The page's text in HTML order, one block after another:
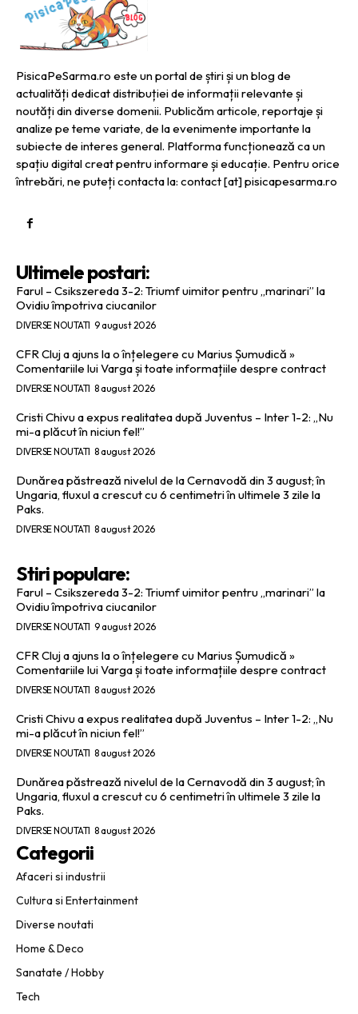
PisicaPeSarma.ro este un portal de știri și un blog de
actualități dedicat distribuției de informații relevante și
noutăți din diverse domenii. Publicăm articole, reportaje și
analize pe teme variate, de la evenimente importante la
subiecte de interes general. Platforma funcționează ca un
spațiu digital creat pentru informare și educație. Pentru orice
întrebări, ne puteți contacta la: contact [at] pisicapesarma.ro
Ultimele postari:
Farul – Csikszereda 3-2: Triumf uimitor pentru „marinari” la
Ovidiu împotriva ciucanilor
DIVERSE NOUTATI 9 august 2026
CFR Cluj a ajuns la o înțelegere cu Marius Șumudică »
Comentariile lui Varga și toate informațiile despre contract
DIVERSE NOUTATI 8 august 2026
Cristi Chivu a expus realitatea după Juventus – Inter 1-2: „Nu
mi-a plăcut în niciun fel!”
DIVERSE NOUTATI 8 august 2026
Dunărea păstrează nivelul de la Cernavodă din 3 august; în
Ungaria, fluxul a crescut cu 6 centimetri în ultimele 3 zile la
Paks.
DIVERSE NOUTATI 8 august 2026
Stiri populare:
Farul – Csikszereda 3-2: Triumf uimitor pentru „marinari” la
Ovidiu împotriva ciucanilor
DIVERSE NOUTATI 9 august 2026
CFR Cluj a ajuns la o înțelegere cu Marius Șumudică »
Comentariile lui Varga și toate informațiile despre contract
DIVERSE NOUTATI 8 august 2026
Cristi Chivu a expus realitatea după Juventus – Inter 1-2: „Nu
mi-a plăcut în niciun fel!”
DIVERSE NOUTATI 8 august 2026
Dunărea păstrează nivelul de la Cernavodă din 3 august; în
Ungaria, fluxul a crescut cu 6 centimetri în ultimele 3 zile la
Paks.
DIVERSE NOUTATI 8 august 2026
Categorii
Afaceri si industrii
Cultura si Entertainment
Diverse noutati
Home & Deco
Sanatate / Hobby
Tech